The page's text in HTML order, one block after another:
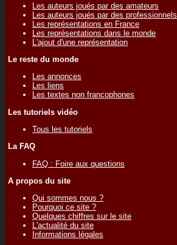
Les auteurs joués par des amateurs
Les auteurs joués par des professionnels
Les représentations en France
Les représentations dans le monde
L'ajout d'une représentation
Le reste du monde
Les annonces
Les liens
Les textes non francophones
Les tutoriels vidéo
Tous les tutoriels
La FAQ
FAQ : Foire aux questions
A propos du site
Qui sommes nous ?
Pourquoi ce site ?
Quelques chiffres sur le site
L'actualité du site
Informations légales